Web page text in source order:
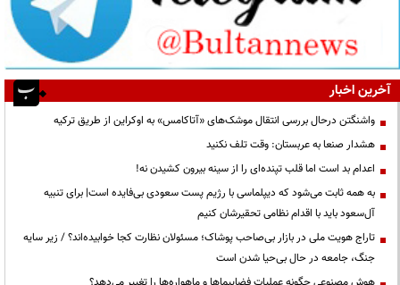
آخرین اخبار
واشنگتن درحال بررسی انتقال موشک‌های «آتاکامس» به اوکراین از طریق ترکیه
هشدار صنعا به عربستان: وقت تلف نکنید
اعدام بد است اما قلب تپنده‌ای را از سینه بیرون کشیدن نه!
به همه ثابت می‌شود که دیپلماسی با رژیم پست سعودی بی‌فایده است| برای تنبیه
آل‌سعود باید با اقدام نظامی تحقیرشان کنیم
تاراج هویت ملی در بازار بی‌صاحب پوشاک؛ مسئولان نظارت کجا خوابیده‌اند؟ / زیر سایه
جنگ، جامعه در حال بی‌حیا شدن است